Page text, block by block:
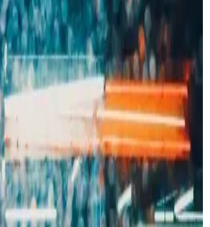
ve hijyenik temizlik
çözümler sunar. Su buharı ile
kullanmadan hijyenik
Pratik Şarap
içecekler, yerel üreticilerden
modern yaşamda tercih edilen